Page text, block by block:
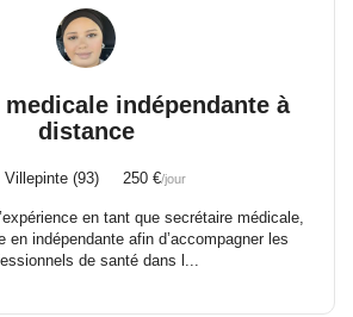
indépendante à
distance
(93) 250 €/jour
en tant que secrétaire médicale,
en indépendante afin d’accompagner les
de santé dans l...